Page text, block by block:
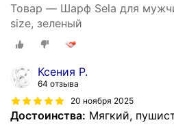
Товар — Шарф Sela для
size, зеленый
Ксения Р.
64 отзыва
20 ноября 2025
Достоинства: Мягкий,